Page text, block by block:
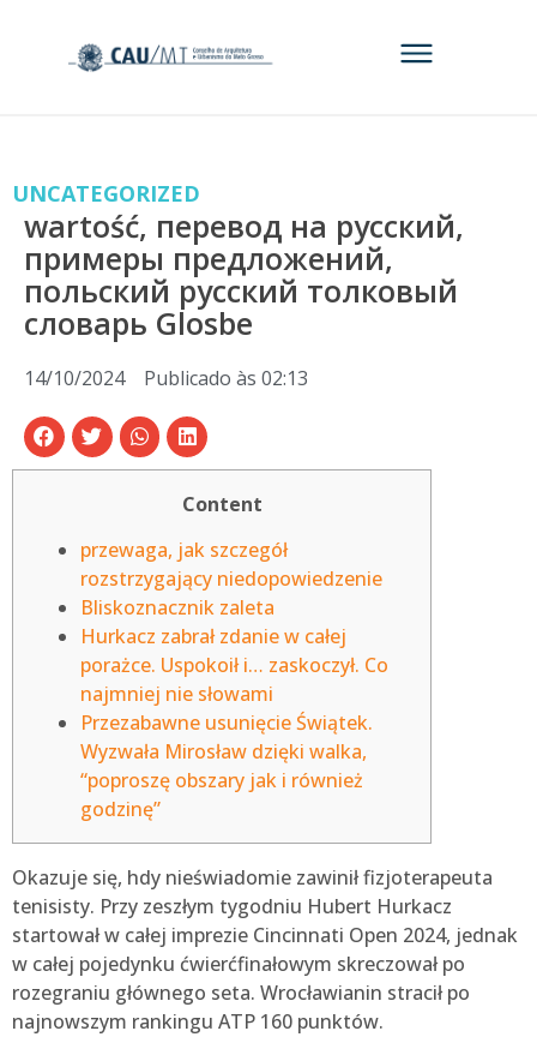
UNCATEGORIZED
wartość, перевод на русский,
примеры предложений,
польский русский толковый
словарь Glosbe
14/10/2024 Publicado às 02:13
Content
przewaga, jak szczegół
rozstrzygający niedopowiedzenie
Bliskoznacznik zaleta
Hurkacz zabrał zdanie w całej
porażce. Uspokoił i… zaskoczył. Co
najmniej nie słowami
Przezabawne usunięcie Świątek.
Wyzwała Mirosław dzięki walka,
“poproszę obszary jak i również
godzinę”
Okazuje się, hdy nieświadomie zawinił fizjoterapeuta
tenisisty. Przy zeszłym tygodniu Hubert Hurkacz
startował w całej imprezie Cincinnati Open 2024, jednak
w całej pojedynku ćwierćfinałowym skreczował po
rozegraniu głównego seta. Wrocławianin stracił po
najnowszym rankingu ATP 160 punktów.